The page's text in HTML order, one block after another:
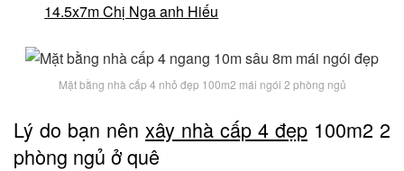
14.5x7m Chị Nga anh Hiếu
Mặt bằng nhà cấp 4 nhỏ đẹp 100m2 mái ngói 2 phòng ngủ
Lý do bạn nên xây nhà cấp 4 đẹp 100m2 2
phòng ngủ ở quê